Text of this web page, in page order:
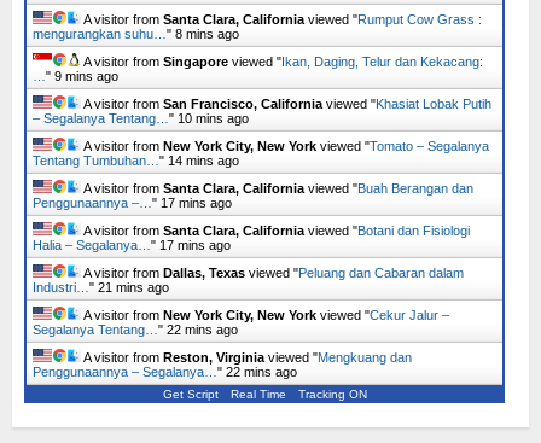
A visitor from Santa Clara, California viewed "Rumput Cow Grass :
mengurangkan suhu… " 8 mins ago
A visitor from Singapore viewed "Ikan, Daging, Telur dan Kekacang:
" 9 mins ago
A visitor from San Francisco, California viewed "Khasiat Lobak Putih
– Segalanya Tentang… " 10 mins ago
A visitor from New York City, New York viewed "Tomato – Segalanya
Tentang Tumbuhan… " 14 mins ago
A visitor from Santa Clara, California viewed "Buah Berangan dan
Penggunaannya –… " 17 mins ago
A visitor from Santa Clara, California viewed "Botani dan Fisiologi
Halia – Segalanya… " 17 mins ago
A visitor from Dallas, Texas viewed "Peluang dan Cabaran dalam
Industri… " 21 mins ago
A visitor from New York City, New York viewed "Cekur Jalur –
Segalanya Tentang… " 22 mins ago
A visitor from Reston, Virginia viewed "Mengkuang dan
Penggunaannya – Segalanya… " 22 mins ago
Get Script Real Time Tracking ON